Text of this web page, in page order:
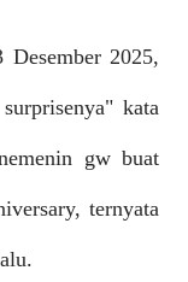
Desember 2025,
kata
gw buat
ternyata